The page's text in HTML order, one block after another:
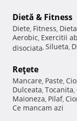
Dietă & Fitness
Diete, Fitness,
Aerobic, Exercitii
disociata, Silueta,
Reţete
Mancare, Paste,
Dulceata, Tocanita,
Maioneza, Pilaf,
Ce mancam azi